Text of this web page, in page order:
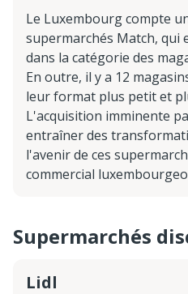
Le Luxembourg compte
supermarchés Match,
dans la catégorie des
En outre, il y a 12
leur format plus petit et
L'acquisition imminente
entraîner des
l'avenir de ces
commercial
Supermarchés
Lidl